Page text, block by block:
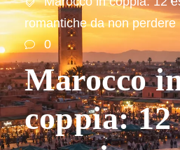
romantiche da non perdere
0
Marocco
coppia: 12